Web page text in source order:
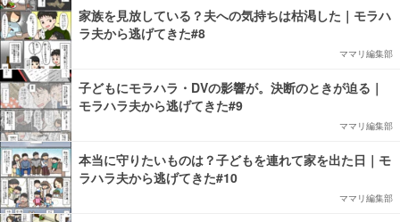
家族を見放している？夫への気持ちは枯渇した｜モラハ
ラ夫から逃げてきた#8
ママリ編集部
子どもにモラハラ・DVの影響が。決断のときが迫る｜
モラハラ夫から逃げてきた#9
ママリ編集部
本当に守りたいものは？子どもを連れて家を出た日｜モ
ラハラ夫から逃げてきた#10
ママリ編集部